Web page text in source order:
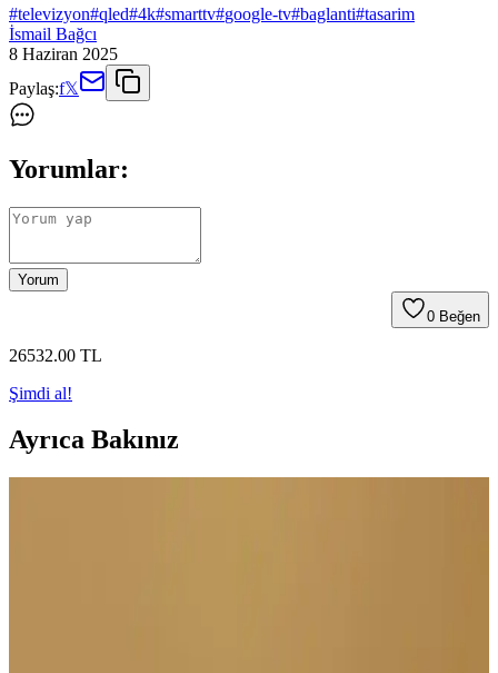
#televizyon#qled#4k#smarttv#google-tv#baglanti#tasarim
İsmail Bağcı
8 Haziran 2025
Paylaş:f𝕏
Yorumlar:
Yorum
0 Beğen
26532.00 TL
Şimdi al!
Ayrıca Bakınız